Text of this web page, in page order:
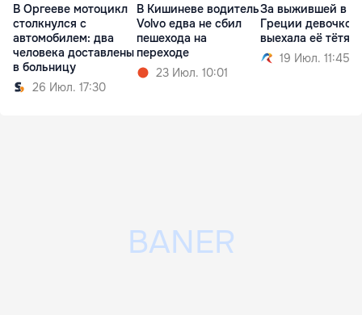
В Оргееве мотоцикл
столкнулся с
автомобилем: два
человека доставлены
в больницу
26 Июл. 17:30
В Кишиневе водитель
Volvo едва не сбил
пешехода на
переходе
23 Июл. 10:01
За выжившей в
Греции девочкой
выехала её тётя
19 Июл. 11:45